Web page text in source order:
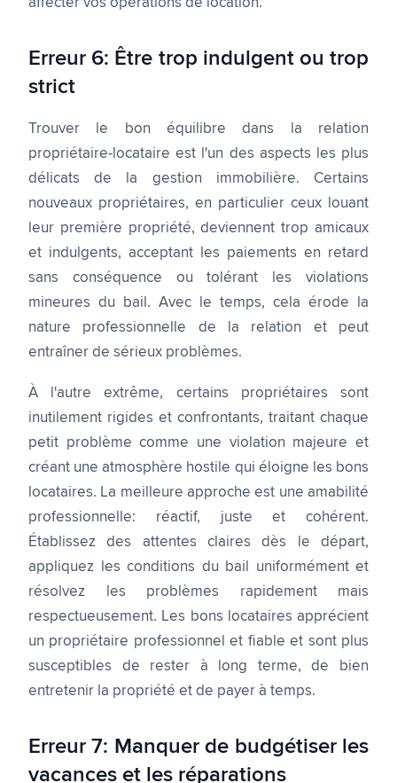
affecter vos opérations de location.
Erreur 6: Être trop indulgent ou trop
strict
Trouver le bon équilibre dans la relation
propriétaire-locataire est l'un des aspects les plus
délicats de la gestion immobilière. Certains
nouveaux propriétaires, en particulier ceux louant
leur première propriété, deviennent trop amicaux
et indulgents, acceptant les paiements en retard
sans conséquence ou tolérant les violations
mineures du bail. Avec le temps, cela érode la
nature professionnelle de la relation et peut
entraîner de sérieux problèmes.
À l'autre extrême, certains propriétaires sont
inutilement rigides et confrontants, traitant chaque
petit problème comme une violation majeure et
créant une atmosphère hostile qui éloigne les bons
locataires. La meilleure approche est une amabilité
professionnelle: réactif, juste et cohérent.
Établissez des attentes claires dès le départ,
appliquez les conditions du bail uniformément et
résolvez les problèmes rapidement mais
respectueusement. Les bons locataires apprécient
un propriétaire professionnel et fiable et sont plus
susceptibles de rester à long terme, de bien
entretenir la propriété et de payer à temps.
Erreur 7: Manquer de budgétiser les
vacances et les réparations